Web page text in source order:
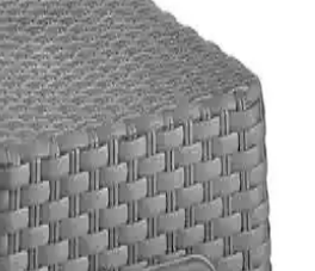
modeli, farklı kumaş ve
şık ve konforlu seçenekler
yorumlarıyla ihtiyaçlarınıza uygun
Golf Koltuk ve Masa
Dış Mekan Mobilyası
Koltuk ve masa takımı, dayanıklı
ve dış mekanlarda ideal kullanım
sağlar.